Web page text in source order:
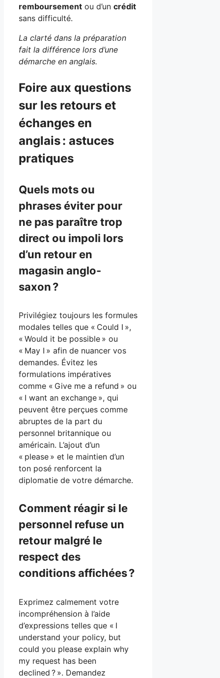
remboursement ou d’un crédit
sans difficulté.
La clarté dans la préparation
fait la différence lors d’une
démarche en anglais.
Foire aux questions
sur les retours et
échanges en
anglais : astuces
pratiques
Quels mots ou
phrases éviter pour
ne pas paraître trop
direct ou impoli lors
d’un retour en
magasin anglo-
saxon ?
Privilégiez toujours les formules
modales telles que « Could I »,
« Would it be possible » ou
« May I » afin de nuancer vos
demandes. Évitez les
formulations impératives
comme « Give me a refund » ou
« I want an exchange », qui
peuvent être perçues comme
abruptes de la part du
personnel britannique ou
américain. L’ajout d’un
« please » et le maintien d’un
ton posé renforcent la
diplomatie de votre démarche.
Comment réagir si le
personnel refuse un
retour malgré le
respect des
conditions affichées ?
Exprimez calmement votre
incompréhension à l’aide
d’expressions telles que « I
understand your policy, but
could you please explain why
my request has been
declined ? ». Demandez